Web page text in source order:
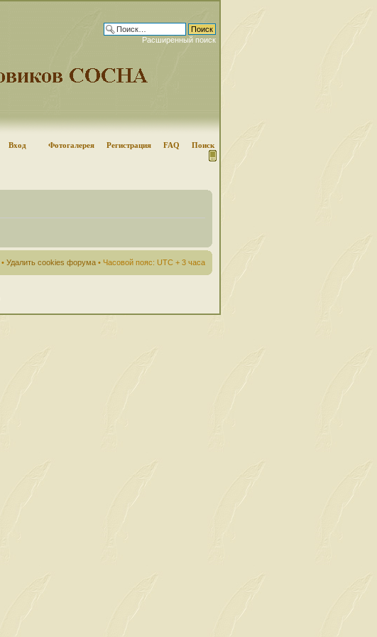
Расширенный поиск
Вход Фотогалерея Регистрация FAQ Поиск
• Удалить cookies форума • Часовой пояс: UTC + 3 часа